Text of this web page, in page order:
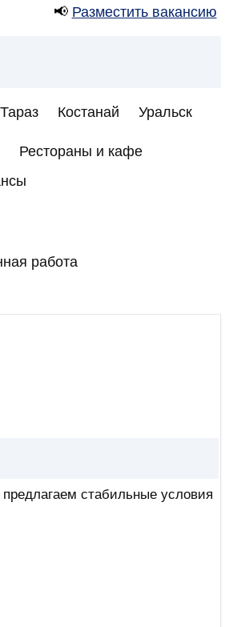
📢 Разместить вакансию
Тараз Костанай Уральск
Рестораны и кафе
работа
стабильные условия